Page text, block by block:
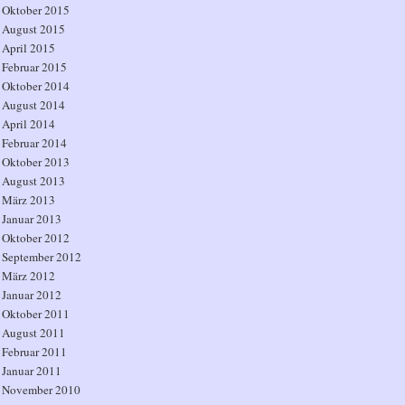
Oktober 2015
August 2015
April 2015
Februar 2015
Oktober 2014
August 2014
April 2014
Februar 2014
Oktober 2013
August 2013
März 2013
Januar 2013
Oktober 2012
September 2012
März 2012
Januar 2012
Oktober 2011
August 2011
Februar 2011
Januar 2011
November 2010